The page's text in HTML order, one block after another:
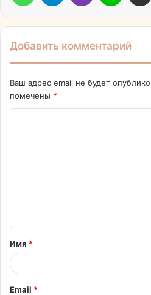
Добавить комментарий
Ваш адрес email не будет
помечены *
т
а
Имя *
Email *